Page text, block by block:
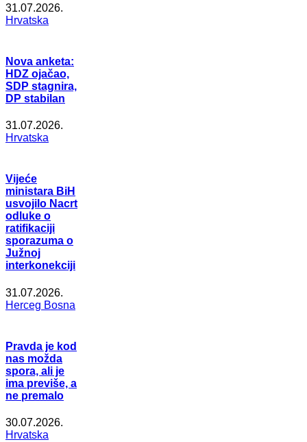
31.07.2026.
Hrvatska
Nova anketa:
HDZ ojačao,
SDP stagnira,
DP stabilan
31.07.2026.
Hrvatska
Vijeće
ministara BiH
usvojilo Nacrt
odluke o
ratifikaciji
sporazuma o
Južnoj
interkonekciji
31.07.2026.
Herceg Bosna
Pravda je kod
nas možda
spora, ali je
ima previše, a
ne premalo
30.07.2026.
Hrvatska